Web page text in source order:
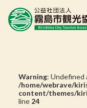
Warning: Undefined
/home/webrave/
content/themes/
line 24